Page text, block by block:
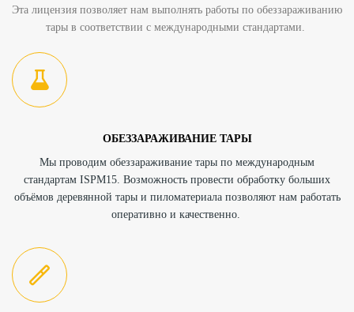
Эта лицензия позволяет нам выполнять работы по обеззараживанию
тары в соответствии с международными стандартами.
ОБЕЗЗАРАЖИВАНИЕ ТАРЫ
Мы проводим обеззараживание тары по международным
стандартам ISPM15. Возможность провести обработку больших
объёмов деревянной тары и пиломатериала позволяют нам работать
оперативно и качественно.